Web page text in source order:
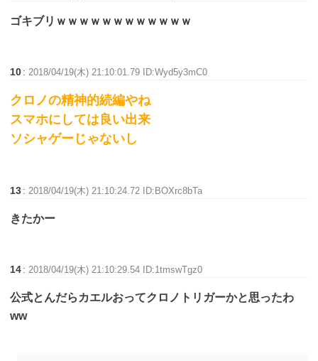
ゴキブリｗｗｗｗｗｗｗｗｗｗｗｗ
10 :2018/04/19(木) 21:10:01.79 ID:Wyd5y3mC0
クロノの精神的続編やね
スマホにしては良い出来
ソシャゲーじゃないし
13 : 2018/04/19(木) 21:10:24.72 ID:BOXrc8bTa
きたかー
14 : 2018/04/19(木) 21:10:29.54 ID:1tmswTgz0
公式とんだらカエルおってクロノトリガーかと思ったわ
ww